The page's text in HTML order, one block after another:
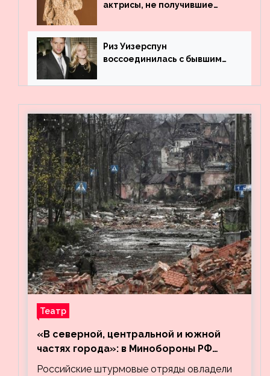
актрисы, не получившие
Риз Уизерспун
воссоединилась с бывшим
Театр
«В северной, центральной и южной
частях города»: в Минобороны РФ
заявили об освобождении ещё трёх
Российские штурмовые отряды овладели